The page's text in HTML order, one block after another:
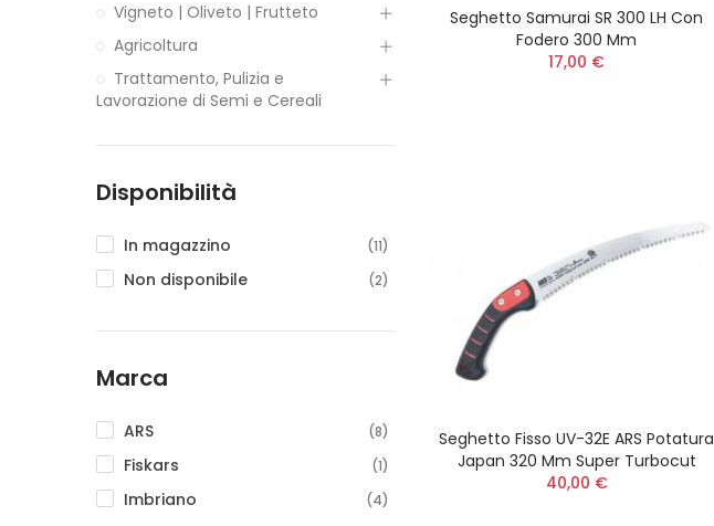
Seghetto Samurai SR 300 LH Con
Fodero 300 Mm
17,00 €
Seghetto Fisso UV-32E ARS Potatura
Japan 320 Mm Super Turbocut
40,00 €
Vigneto | Oliveto | Frutteto
Agricoltura
Trattamento, Pulizia e
Lavorazione di Semi e Cereali
Disponibilità
In magazzino (11)
Non disponibile (2)
Marca
ARS (8)
Fiskars (1)
Imbriano (4)